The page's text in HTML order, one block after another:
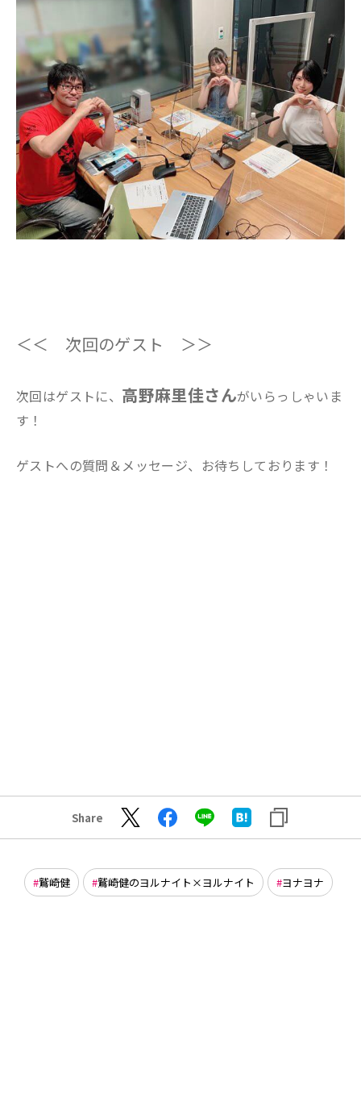
＜＜ 次回のゲスト ＞＞
次回はゲストに、 高野麻里佳さんがいらっしゃいま
す！
ゲストへの質問＆メッセージ、お待ちしております！
Share
鷲崎健 鷲崎健のヨルナイト×ヨルナイト ヨナヨナ